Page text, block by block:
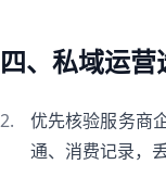
四、私域运
优先核验服务商
通、消费记录，